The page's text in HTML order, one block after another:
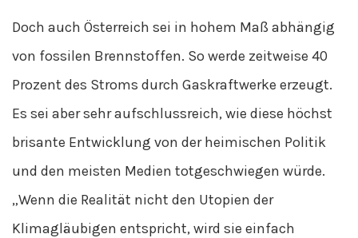
Doch auch Österreich sei in hohem Maß abhängig
von fossilen Brennstoffen. So werde zeitweise 40
Prozent des Stroms durch Gaskraftwerke erzeugt.
Es sei aber sehr aufschlussreich, wie diese höchst
brisante Entwicklung von der heimischen Politik
und den meisten Medien totgeschwiegen würde.
„Wenn die Realität nicht den Utopien der
Klimagläubigen entspricht, wird sie einfach